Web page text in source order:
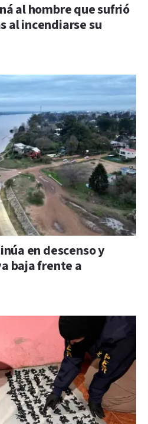
al hombre que sufrió
al incendiarse su
en descenso y
baja frente a